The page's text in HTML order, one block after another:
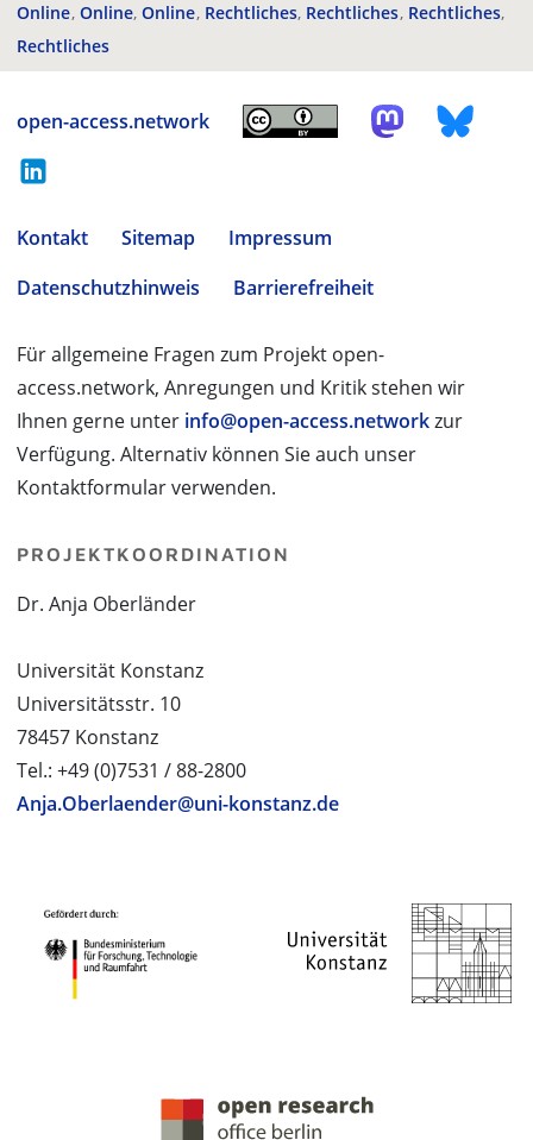
Online Online Online Rechtliches Rechtliches Rechtliches
Rechtliches
open-access.network
Kontakt Sitemap
Impressum
Datenschutzhinweis
Barrierefreiheit
Für allgemeine Fragen zum Projekt open-
access.network, Anregungen und Kritik stehen wir
Ihnen gerne unter info@open-access.networkzur
Verfügung. Alternativ können Sie auch unser
Kontaktformular verwenden.
PROJEKTKOORDINATION
Dr. Anja Oberländer
Universität Konstanz
Universitätsstr. 10
78457 Konstanz
Tel.: +49 (0)7531 / 88-2800
Anja.Oberlaender@uni-konstanz.de